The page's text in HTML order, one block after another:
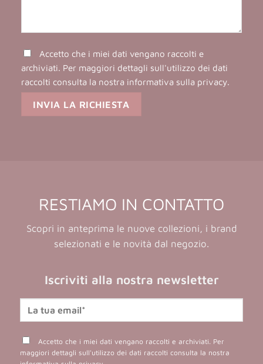
Accetto che i miei dati vengano raccolti e
archiviati. Per maggiori dettagli sull'utilizzo dei dati
raccolti consulta la nostra informativa sulla privacy.
RESTIAMO IN CONTATTO
Scopri in anteprima le nuove collezioni, i brand
selezionati e le novità dal negozio.
Iscriviti alla nostra newsletter
Accetto che i miei dati vengano raccolti e archiviati. Per
maggiori dettagli sull'utilizzo dei dati raccolti consulta la nostra